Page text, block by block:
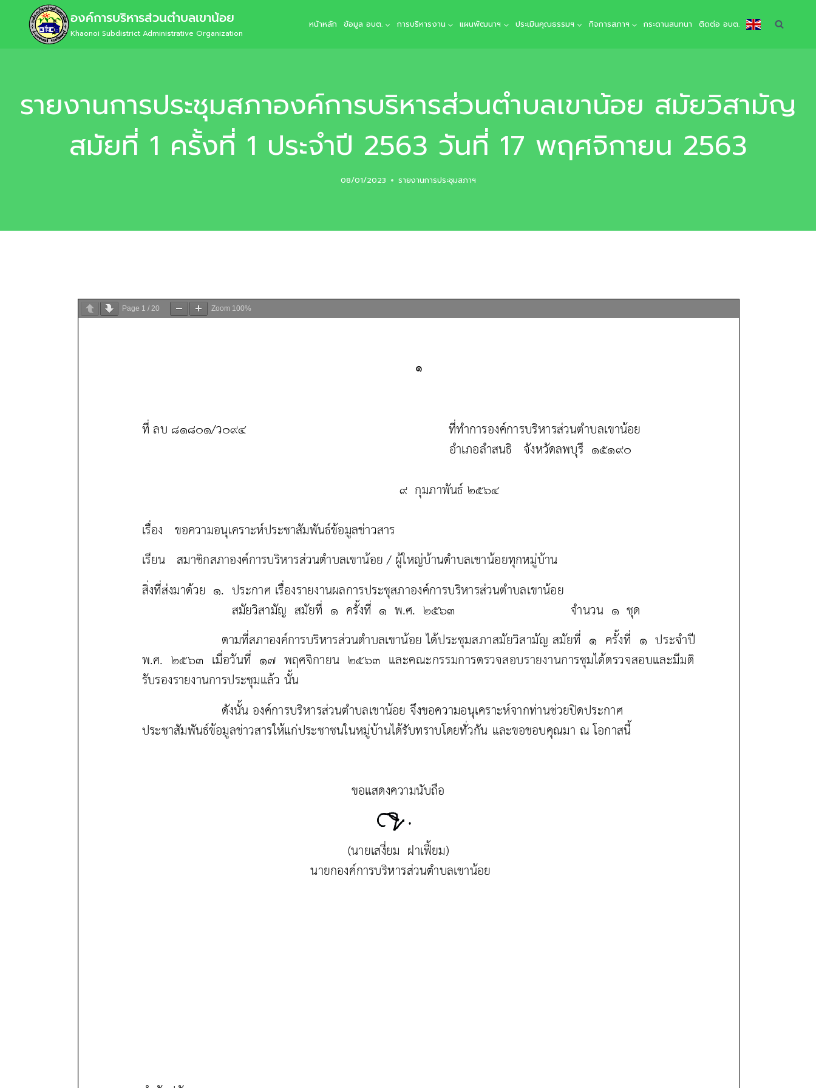
องค์การบริหารส่วนตำบลเขาน้อย
Khaonoi Subdistrict Administrative Organization
หน้าหลัก ข้อมูล อบต. การบริหารงาน แผนพัฒนาฯ ประเมินคุณธรรมฯ กิจการสภาฯ กระดานสนทนา ติดต่อ อบต.
รายงานการประชุมสภาองค์การบริหารส่วนตำบลเขาน้อย สมัยวิสามัญ
สมัยที่ 1 ครั้งที่ 1 ประจำปี 2563 วันที่ 17 พฤศจิกายน 2563
08/01/2023 รายงานการประชุมสภาฯ
Page 1 / 20 Zoom 100%